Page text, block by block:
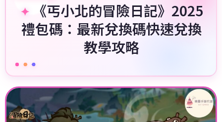
《丐小北的冒險日記》2025
禮包碼：最新兌換碼快速兌換
教學攻略